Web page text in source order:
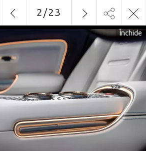
Închide
2 /23